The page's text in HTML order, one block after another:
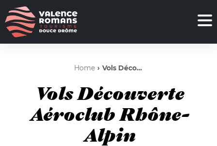
Home Vols Découverte Aéroclub Rhône-Alpin
Vols Découverte
Aéroclub Rhône-
Alpin